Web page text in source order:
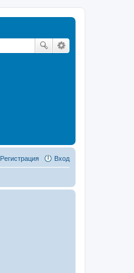
Вход
Регистрация